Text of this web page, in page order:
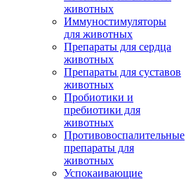
животных
Иммуностимуляторы
для животных
Препараты для сердца
животных
Препараты для суставов
животных
Пробиотики и
пребиотики для
животных
Противовоспалительные
препараты для
животных
Успокаивающие